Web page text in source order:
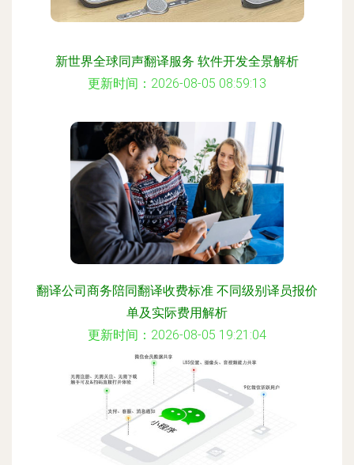
新世界全球同声翻译服务 软件开发全景解析
更新时间：2026-08-05 08:59:13
翻译公司商务陪同翻译收费标准 不同级别译员报价
单及实际费用解析
更新时间：2026-08-05 19:21:04